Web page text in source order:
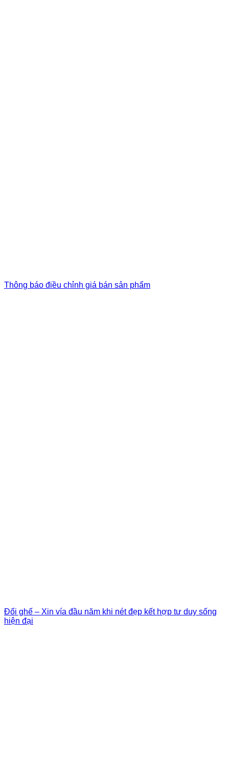
Thông báo điều chỉnh giá bán sản phẩm
Đổi ghế – Xin vía đầu năm khi nét đẹp kết hợp tư duy sống
hiện đại